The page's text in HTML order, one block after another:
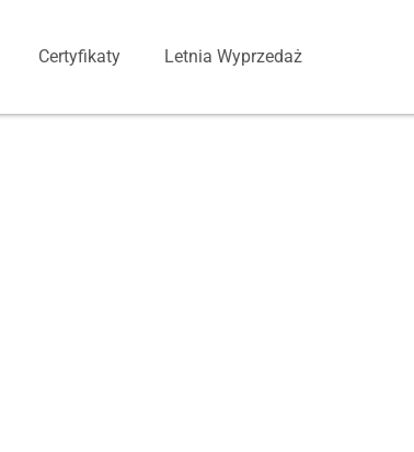
Certyfikaty Letnia Wyprzedaż